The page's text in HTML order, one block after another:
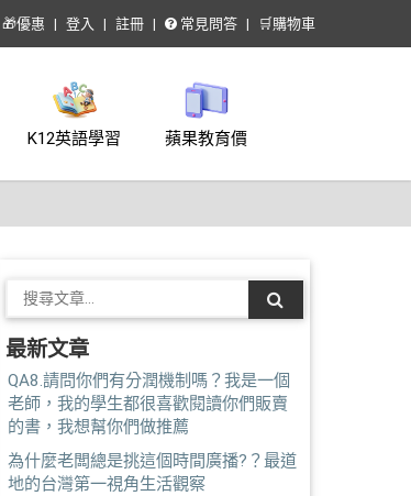
🎁優惠 登入 註冊 常見問答 🛒購物車
K12英語學習 蘋果教育價
最新文章
QA8.請問你們有分潤機制嗎？我是一個
老師，我的學生都很喜歡閱讀你們販賣
的書，我想幫你們做推薦
為什麼老闆總是挑這個時間廣播?？最道
地的台灣第一視角生活觀察